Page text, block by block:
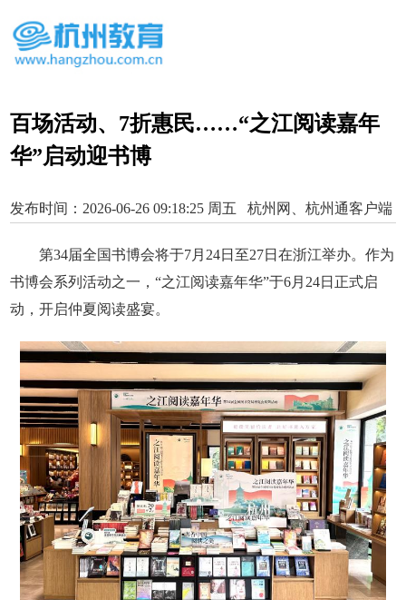
百场活动、7折惠民……“之江阅读嘉年
华”启动迎书博
发布时间：2026-06-26 09:18:25 周五 杭州网、杭州通客户端
第34届全国书博会将于7月24日至27日在浙江举办。作为
书博会系列活动之一，“之江阅读嘉年华”于6月24日正式启
动，开启仲夏阅读盛宴。